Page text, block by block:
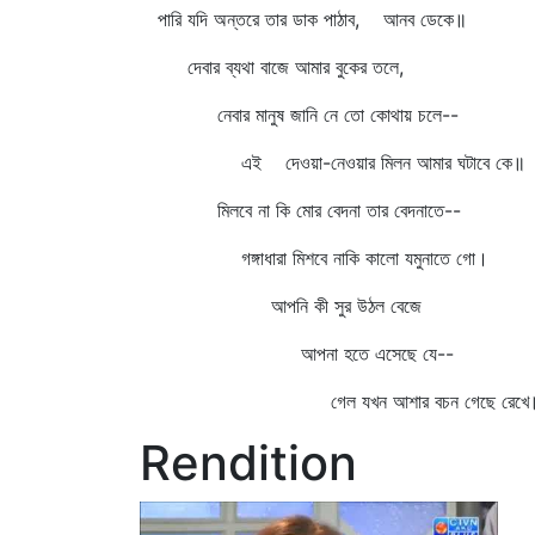
পারি যদি অন্তরে তার ডাক পাঠাব, আনব ডেকে॥
দেবার ব্যথা বাজে আমার বুকের তলে,
নেবার মানুষ জানি নে তো কোথায় চলে--
এই দেওয়া-নেওয়ার মিলন আমার ঘটাবে কে॥
মিলবে না কি মোর বেদনা তার বেদনাতে--
গঙ্গাধারা মিশবে নাকি কালো যমুনাতে গো।
আপনি কী সুর উঠল বেজে
আপনা হতে এসেছে যে--
গেল যখন আশার বচন গেছে
Rendition